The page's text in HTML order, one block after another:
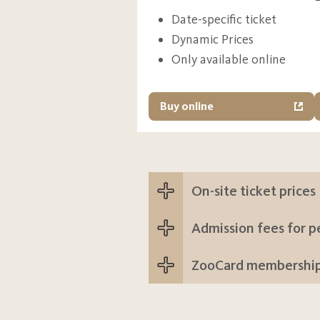
Date-specific ticket
Dynamic Prices
Only available online
Buy online
On-site ticket prices
Our best offers are
Online tickets offer
Admission fees for
People with disabilities pay
ZooCard